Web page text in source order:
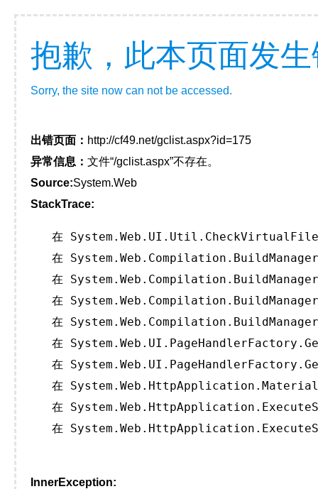
抱歉，此本页面发
Sorry, the site now can not be accessed.
出错页面： http://cf49.net/gclist.aspx?id=175
异常信息： 文件“/gclist.aspx”不存在。
Source:System.Web
StackTrace:
在
在
在
在
在
在
在
在
在
在
InnerException: